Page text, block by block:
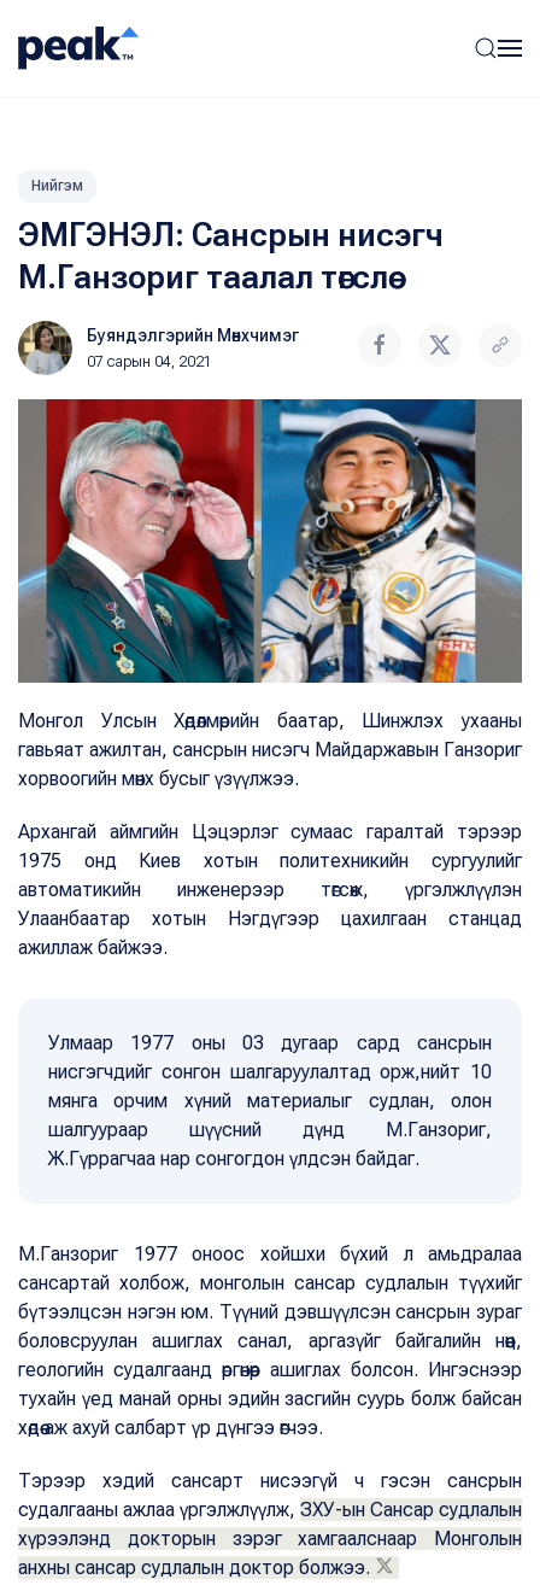
Нийгэм
ЭМГЭНЭЛ: Сансрын нисэгч
М.Ганзориг таалал төгслөө
Буяндэлгэрийн Мөнхчимэг
07 сарын 04, 2021
Монгол Улсын Хөдөлмөрийн баатар, Шинжлэх ухааны
гавьяат ажилтан, сансрын нисэгч Майдаржавын Ганзориг
хорвоогийн мөнх бусыг үзүүлжээ.
Архангай аймгийн Цэцэрлэг сумаас гаралтай тэрээр
1975 онд Киев хотын политехникийн сургуулийг
автоматикийн инженерээр төгсөж, үргэлжлүүлэн
Улаанбаатар хотын Нэгдүгээр цахилгаан станцад
ажиллаж байжээ.
Улмаар 1977 оны 03 дугаар сард сансрын
нисгэгчдийг сонгон шалгаруулалтад орж,нийт 10
мянга орчим хүний материалыг судлан, олон
шалгуураар шүүсний дүнд М.Ганзориг,
Ж.Гүррагчаа нар сонгогдон үлдсэн байдаг.
М.Ганзориг 1977 оноос хойшхи бүхий л амьдралаа
сансартай холбож, монголын сансар судлалын түүхийг
бүтээлцсэн нэгэн юм. Түүний дэвшүүлсэн сансрын зураг
боловсруулан ашиглах санал, аргазүйг байгалийн нөөц,
геологийн судалгаанд өргөнөөр ашиглах болсон. Ингэснээр
тухайн үед манай орны эдийн засгийн суурь болж байсан
хөдөө аж ахуй салбарт үр дүнгээ өгчээ.
Тэрээр хэдий сансарт нисээгүй ч гэсэн сансрын
судалгааны ажлаа үргэлжлүүлж, ЗХУ-ын Сансар судлалын
хүрээлэнд докторын зэрэг хамгаалснаар Монголын
анхны сансар судлалын доктор болжээ.